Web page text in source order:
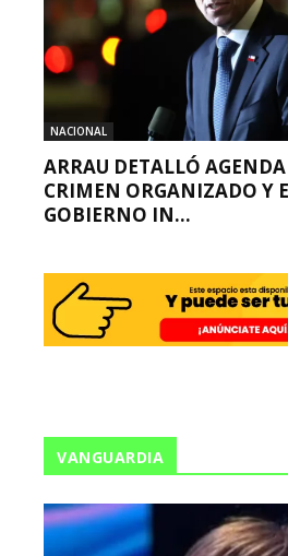
NACIONAL
ARRAU DETALLÓ
CRIMEN ORGANIZADO Y
GOBIERNO IN...
VANGUARDIA